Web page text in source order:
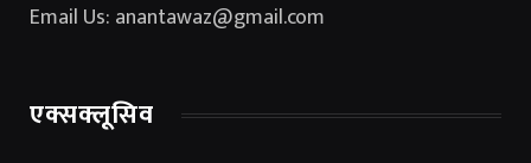
Email Us: anantawaz@gmail.com
एक्सक्लूसिव